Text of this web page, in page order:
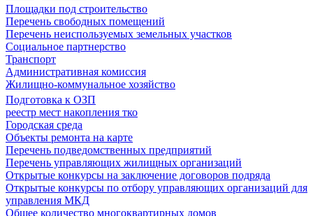
Площадки под строительство
Перечень свободных помещений
Перечень неиспользуемых земельных участков
Социальное партнерство
Транспорт
Административная комиссия
Жилищно-коммунальное хозяйство
Подготовка к ОЗП
реестр мест накопления тко
Городская среда
Объекты ремонта на карте
Перечень подведомственных предприятий
Перечень управляющих жилищных организаций
Открытые конкурсы на заключение договоров подряда
Открытые конкурсы по отбору управляющих организаций для
управления МКД
Общее количество многоквартирных домов